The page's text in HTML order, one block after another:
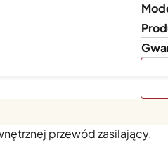
FP-225. W wewnętrznej
przewód zasilający.